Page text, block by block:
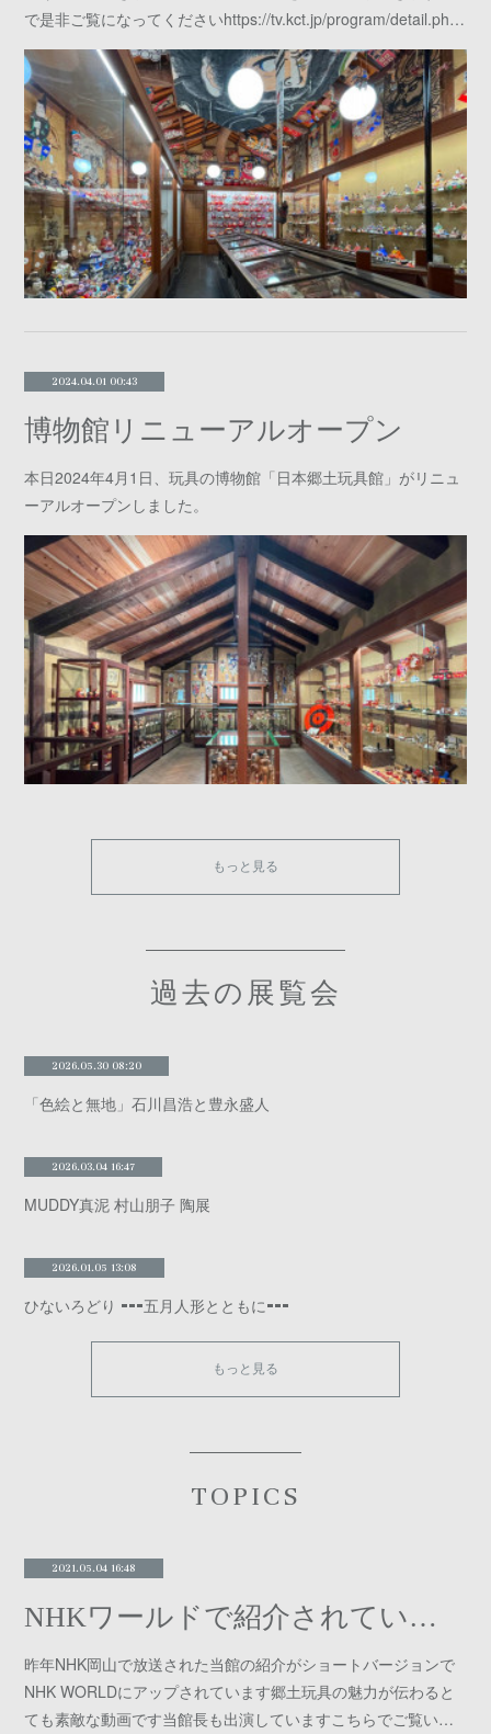
で是非ご覧になってくださいhttps://tv.kct.jp/program/detail.ph…
2024.04.01 00:43
博物館リニューアルオープン
本日2024年4月1日、玩具の博物館「日本郷土玩具館」がリニュ
ーアルオープンしました。
もっと見る
過去の展覧会
2026.05.30 08:20
「色絵と無地」石川昌浩と豊永盛人
2026.03.04 16:47
MUDDY真泥 村山朋子 陶展
2026.01.05 13:08
ひないろどり ⁃⁃⁃五月人形とともに⁃⁃⁃
もっと見る
TOPICS
2021.05.04 16:48
NHKワールドで紹介されています
昨年NHK岡山で放送された当館の紹介がショートバージョンで
NHK WORLDにアップされています郷土玩具の魅力が伝わると
ても素敵な動画です当館長も出演していますこちらでご覧い…